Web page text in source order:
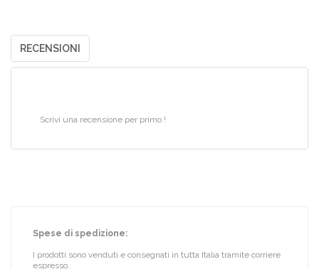
RECENSIONI
Scrivi una recensione per primo !
Spese di spedizione:
I prodotti sono venduti e consegnati in tutta Italia tramite corriere
espresso.